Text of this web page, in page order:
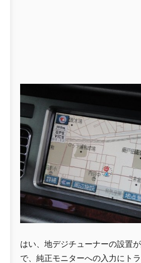
はい、地デジチューナーの設置
で、純正モニターへの入力にト